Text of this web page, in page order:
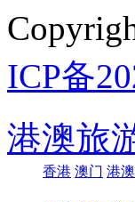
ICP备
港澳旅
香港 澳门 港澳